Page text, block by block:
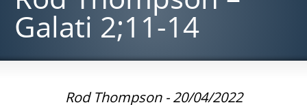
Galati 2;11-14
Rod Thompson - 20/04/2022